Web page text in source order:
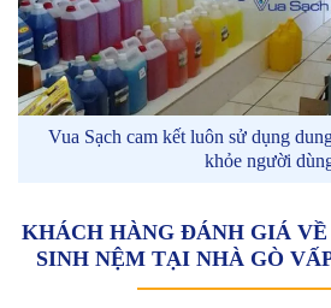
Vua Sạch cam kết luôn sử dụng
khỏe người
KHÁCH HÀNG ĐÁNH GIÁ
SINH NỆM TẠI NHÀ GÒ